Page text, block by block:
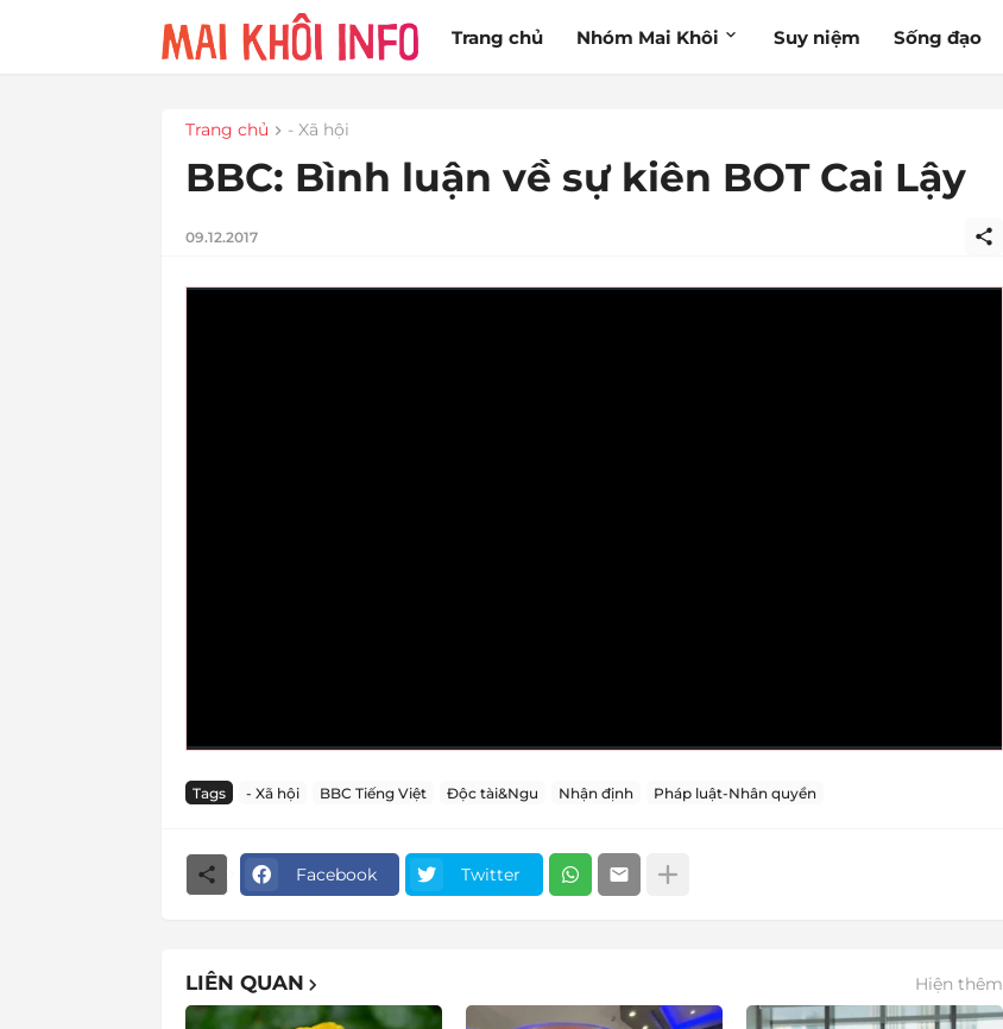
Trang chủ Nhóm Mai Khôi Suy niệm Sống đạo
Trang chủ - Xã hội
BBC: Bình luận về sự kiên BOT Cai Lậy
09.12.2017
Tags - Xã hội BBC Tiếng Việt Độc tài&Ngu Nhận định Pháp luật-Nhân quyền
Facebook Twitter
LIÊN QUAN Hiện thêm